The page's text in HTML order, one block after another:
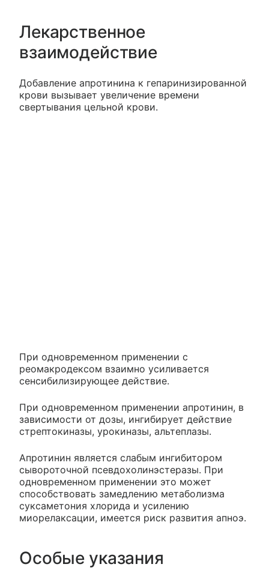
Лекарственное
взаимодействие
Добавление апротинина к гепаринизированной
крови вызывает увеличение времени
свертывания цельной крови.
При одновременном применении с
реомакродексом взаимно усиливается
сенсибилизирующее действие.
При одновременном применении апротинин, в
зависимости от дозы, ингибирует действие
стрептокиназы, урокиназы, альтеплазы.
Апротинин является слабым ингибитором
сывороточной псевдохолинэстеразы. При
одновременном применении это может
способствовать замедлению метаболизма
суксаметония хлорида и усилению
миорелаксации, имеется риск развития апноэ.
Особые указания